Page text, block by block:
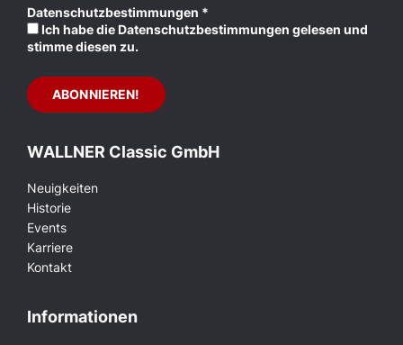
Datenschutzbestimmungen *
Ich habe die Datenschutzbestimmungen gelesen und
stimme diesen zu.
WALLNER Classic GmbH
Neuigkeiten
Historie
Events
Karriere
Kontakt
Informationen